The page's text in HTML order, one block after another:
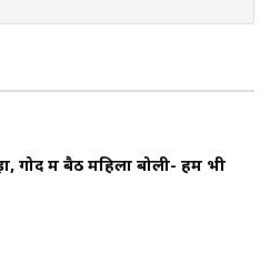
गोद में बैठ महिला बोली- हम भी